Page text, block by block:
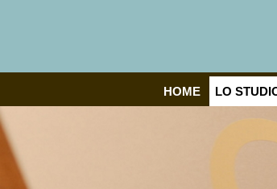
HOME LO